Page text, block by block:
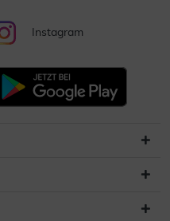
Instagram